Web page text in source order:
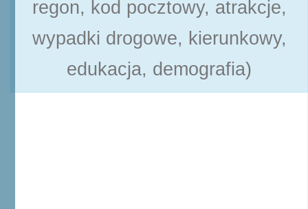
regon, kod pocztowy, atrakcje,
wypadki drogowe, kierunkowy,
edukacja, demografia)